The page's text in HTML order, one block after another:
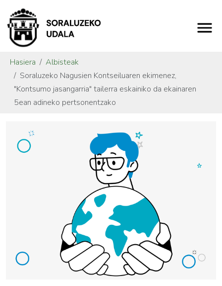
Hasiera
Albisteak
Soraluzeko Nagusien Kontseiluaren ekimenez,
"Kontsumo jasangarria" tailerra eskainiko da ekainaren
5ean adineko pertsonentzako